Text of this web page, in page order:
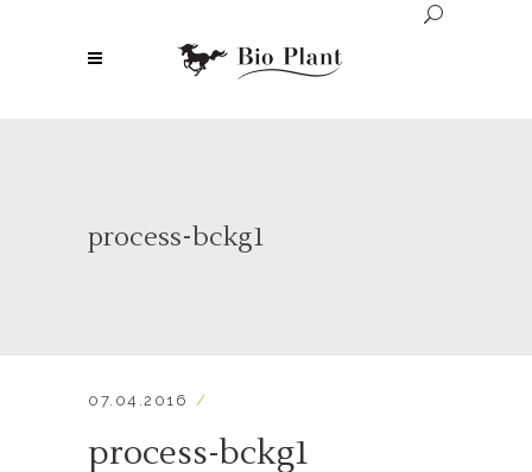
process-bckg1
07.04.2016
process-bckg1